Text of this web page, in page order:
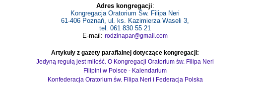
Adres kongregacji:
Kongregacja Oratorium Św. Filipa Neri
61-406 Poznań, ul. ks. Kazimierza Waseli 3,
tel. 061 830 55 21
E-mail: rodzinapar@gmail.com
Artykuły z gazety parafialnej dotyczące kongregacji:
Jedyną regułą jest miłość. O Kongregacji Oratorium św. Filipa Neri
Filipini w Polsce - Kalendarium
Konfederacja Oratorium św. Filipa Neri i Federacja Polska